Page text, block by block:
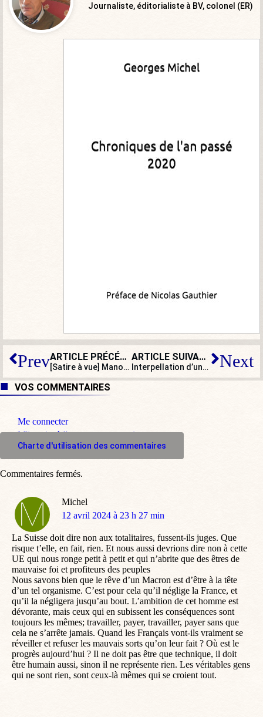
Journaliste, éditorialiste à BV, colonel (ER)
Prev ARTICLE PRÉCÉDENT
[Satire à vue] Manon et Mathilde : sous l’inflation, la plage
ARTICLE SUIVANT
Interpellation d’une militante de Némésis : le maire écolo-wokiste de Besançon récidive Next
VOS COMMENTAIRES
Me connecter
M'inscrire à l'espace commentaire
Charte d'utilisation des commentaires
Michel
dit
12 avril 2024 à 23 h 27 min
La Suisse doit dire non aux totalitaires, fussent-ils juges. Que
risque t’elle, en fait, rien. Et nous aussi devrions dire non à cette
UE qui nous ronge petit à petit et qui n’abrite que des êtres de
mauvaise foi et profiteurs des peuples
Nous savons bien que le rêve d’un Macron est d’être à la tête
d’un tel organisme. C’est pour cela qu’il néglige la France, et
qu’il la négligera jusqu’au bout. L’ambition de cet homme est
dévorante, mais ceux qui en subissent les conséquences sont
toujours les mêmes; travailler, payer, travailler, payer sans que
cela ne s’arrête jamais. Quand les Français vont-ils vraiment se
réveiller et refuser les mauvais sorts qu’on leur fait ? Où est le
progrès aujourd’hui ? Il ne doit pas être que technique, il doit
être humain aussi, sinon il ne représente rien. Les véritables gens
qui ne sont rien, sont ceux-là mêmes qui se croient tout.
Commentaires fermés.